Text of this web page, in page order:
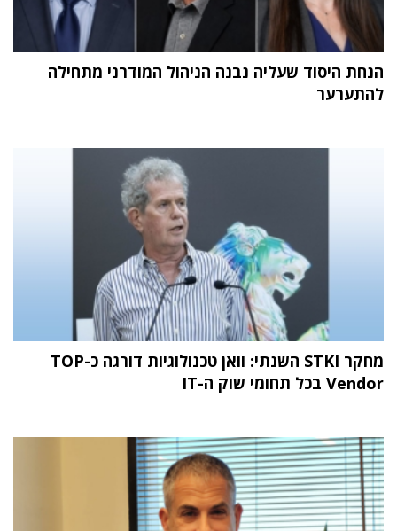
הנחת היסוד שעליה נבנה הניהול המודרני מתחילה
להתערער
מחקר STKI השנתי: וואן טכנולוגיות דורגה כ-TOP
Vendor בכל תחומי שוק ה-IT